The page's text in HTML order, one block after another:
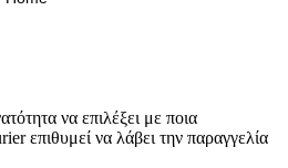
να επιλέξει με ποια
επιθυμεί να λάβει την παραγγελία